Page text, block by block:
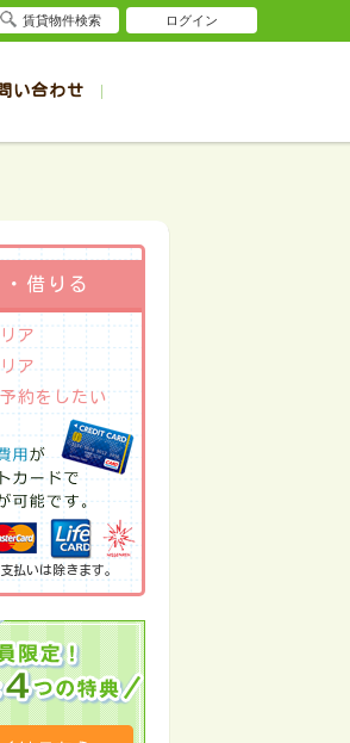
賃貸
賃貸
賃貸
賃貸
賃貸
賃貸
賃貸
賃貸
い合わせ
・借りる
ア
ア
約をしたい
払いは除きます。
賃貸物件検索 ログイン